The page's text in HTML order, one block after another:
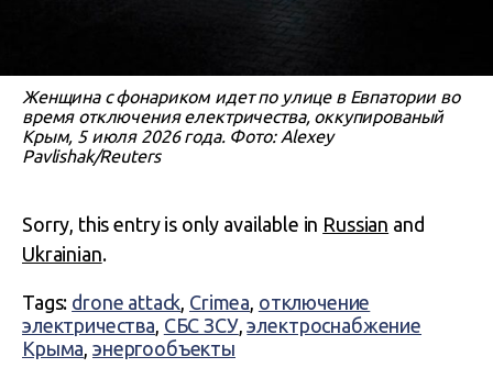
Женщина с фонариком идет по улице в Евпатории во
время отключения електричества, оккупированый
Крым, 5 июля 2026 года. Фото: Alexey
Pavlishak/Reuters
Sorry, this entry is only available in Russian and
Ukrainian.
Tags: drone attack, Crimea, отключение
электричества, СБС ЗСУ,электроснабжение
Крыма, энергообъекты